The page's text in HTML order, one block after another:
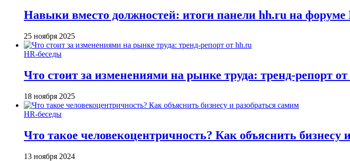
Навыки вместо должностей: итоги панели hh.ru на
25 ноября 2025
HR-беседы
Что стоит за изменениями на рынке труда: тренд-репорт
18 ноября 2025
HR-беседы
Что такое человеко­центричность? Как объяснить бизнесу
13 ноября 2024